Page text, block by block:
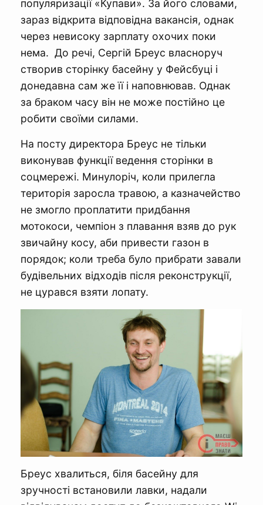
популяризації «Купави». За його словами,
зараз відкрита відповідна вакансія, однак
через невисоку зарплату охочих поки
нема. До речі, Сергій Бреус власноруч
створив сторінку басейну у Фейсбуці і
донедавна сам же її і наповнював. Однак
за браком часу він не може постійно це
робити своїми силами.
На посту директора Бреус не тільки
виконував функції ведення сторінки в
соцмережі. Минулоріч, коли прилегла
територія заросла травою, а казначейство
не змогло проплатити придбання
мотокоси, чемпіон з плавання взяв до рук
звичайну косу, аби привести газон в
порядок; коли треба було прибрати завали
будівельних відходів після реконструкції,
не цурався взяти лопату.
Бреус хвалиться, біля басейну для
зручності встановили лавки, надали